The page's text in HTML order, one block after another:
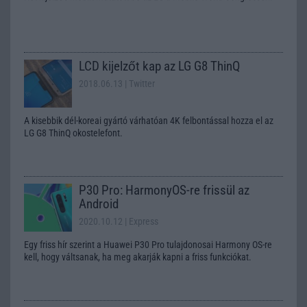
LCD kijelzőt kap az LG G8 ThinQ
2018.06.13 | Twitter
A kisebbik dél-koreai gyártó várhatóan 4K felbontással hozza el az
LG G8 ThinQ okostelefont.
P30 Pro: HarmonyOS-re frissül az
Android
2020.10.12 | Express
Egy friss hír szerint a Huawei P30 Pro tulajdonosai Harmony OS-re
kell, hogy váltsanak, ha meg akarják kapni a friss funkciókat.